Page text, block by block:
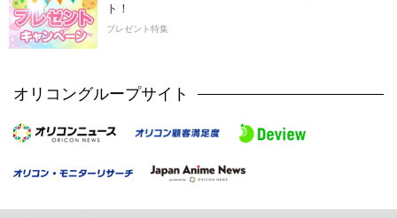
ト！
プレゼント特集
オリコングループサイト